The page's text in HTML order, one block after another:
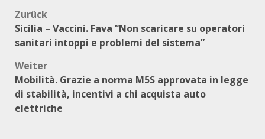
Beitragsnavigation
Zurück
Sicilia – Vaccini. Fava “Non scaricare su operatori
sanitari intoppi e problemi del sistema”
Weiter
Mobilità. Grazie a norma M5S approvata in legge
di stabilità, incentivi a chi acquista auto
elettriche